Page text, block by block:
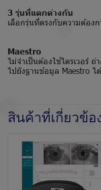
3 รุ่นที่แตกต่างกัน
เลือกรุ่นที่ตรงกับความต้อง
Maestro
ไม่จำเป็นต้องใช้ไดรเวอร์
ไปยังฐานข้อมูล Maestro ได้
สินค้าที่เกี่ยวข้อ